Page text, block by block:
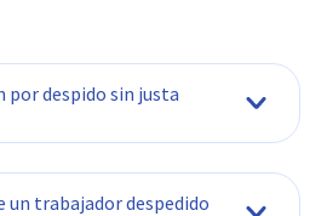
por despido sin justa
un trabajador despedido